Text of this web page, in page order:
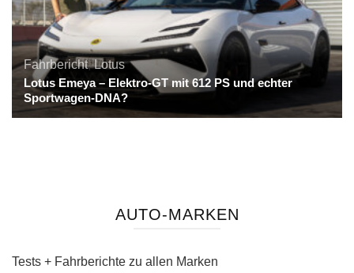
Fahrbericht,Lotus
Lotus Emeya – Elektro-GT mit 612 PS und echter
Sportwagen-DNA?
AUTO-MARKEN
Tests + Fahrberichte zu allen Marken